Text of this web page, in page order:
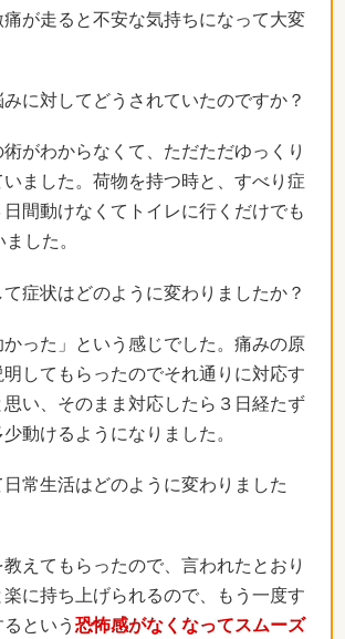
痛が走ると不安な気持ちになって大変
に対してどうされていたのですか？
がわからなくて、ただただゆっくり
ました。荷物を持つ時と、すべり症
間動けなくてトイレに行くだけでも
した。
症状はどのように変わりましたか？
った」という感じでした。痛みの原
してもらったのでそれ通りに対応す
い、そのまま対応したら３日経たず
動けるようになりました。
常生活はどのように変わりました
えてもらったので、言われたとおり
に持ち上げられるので、もう一度す
という 恐怖感がなくなってスムーズ